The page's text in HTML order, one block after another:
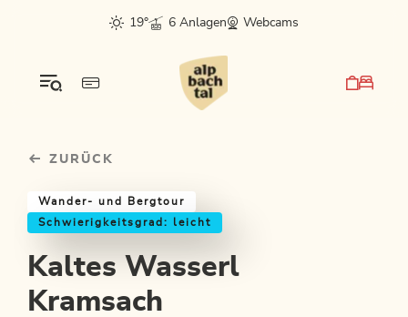
sr.skip-to.main-content
sr.skip-to.table-of-contents
sr.skip-to.main-navigation
19°
6 Anlagen Webcams
ZURÜCK
Wander- und Bergtour
Schwierigkeitsgrad: leicht
Kaltes Wasserl
Kramsach